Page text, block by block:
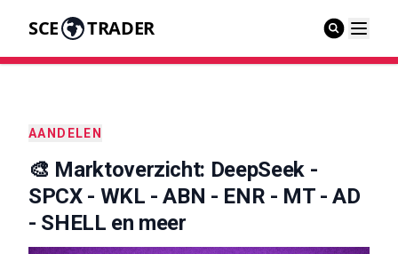
SCE TRADER
AANDELEN
🎨 Marktoverzicht: DeepSeek -
SPCX - WKL - ABN - ENR - MT - AD
- SHELL en meer